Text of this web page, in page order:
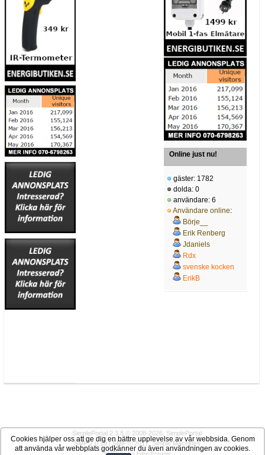
Online just nu!
gäster: 1782
dolda: 0
användare: 6
Användare online:
Börje__
Erik Renberg
Jdaniels
Rdx
svenske kocken
ErikB
SimplePortal 2.3.8 © 2008-2026, SimplePortal
SMF 2.0.19|SMF © 2017,Simple Machines
SMFAdsfor Free Forums
Cookies hjälper oss att ge dig en bättre upplevelse av vår webbsida. Genom
att använda vår webbplats godkänner du även användningen av cookies.